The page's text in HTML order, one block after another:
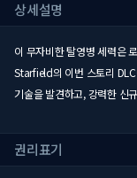
상세설명
이 무자비한 탈영병 세력은
Starfield의 이번 스토리
기술을 발견하고, 강력한 신
권리표기